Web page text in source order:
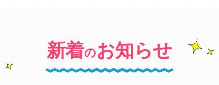
新着のお知らせ